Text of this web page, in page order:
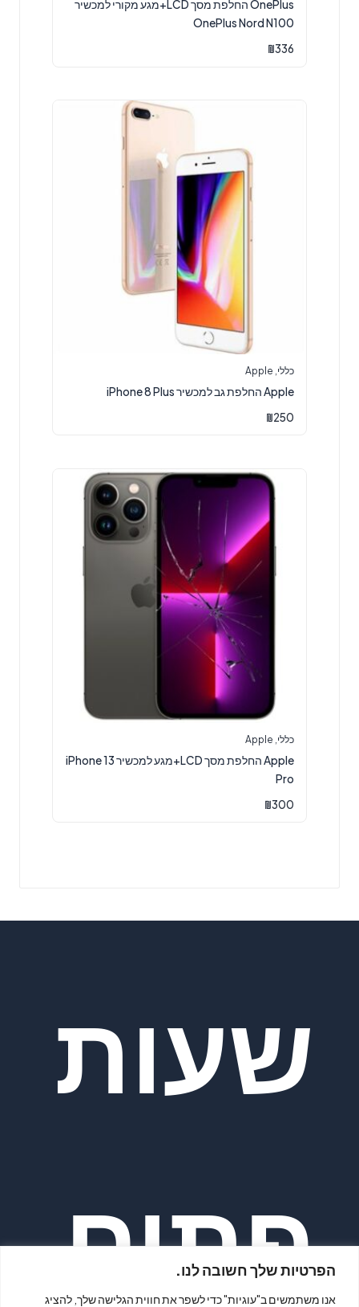
הפרטיות שלך חשובה לנו.
אנו משתמשים ב"עוגיות" כדי לשפר את חווית הגלישה שלך, להציג
OnePlus החלפת מסך LCD+מגע מקורי למכשיר
OnePlus Nord N100
₪336
כללי Apple
Apple החלפת גב למכשיר iPhone 8 Plus
₪250
כללי Apple
Apple החלפת מסך LCD+מגע למכשיר iPhone 13
Pro
₪300
שעות
פתיח